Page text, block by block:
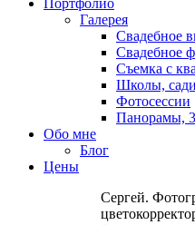
Галерея
Свадебное
Свадебное
Съемка с
Школы,
Фотосессии
Панорамы,
Обо мне
Блог
Цены
Сергей.